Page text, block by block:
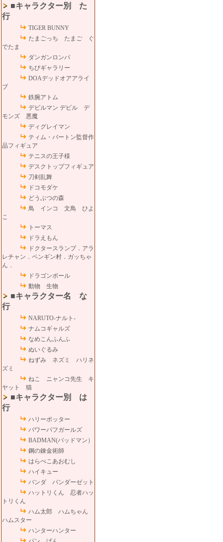
■キャラクター別 た
行
TIGER BUNNY
たまごっち たまご ぐ
でたま
ダンガンロンパ
ちびギャラリー
DOAデッドオアアライ
ブ
鉄腕アトム
デビルマン デビル デ
モンズ 悪魔
ディグレイマン
ティム・バートン監督作
品フィギュア
テニスの王子様
デスクトップフィギュア
刀剣乱舞
ドコモダケ
どうぶつの森
鳥 インコ 文鳥 ひよ
こ
トーマス
ドラえもん
ドクタースランプ．アラ
レチャン．ペンギン村．ガッちゃ
ん．
ドラゴンボール
動物 生物
■キャラクター名 な
行
NARUTO-ナルト-
ナムコギャルズ
なめこんふんふ
ぬいぐるみ
ねずみ ネズミ ハリネ
ズミ
ねこ ニャンコ先生 キ
ヤット 猫
■キャラクター別 は
行
ハリーポッター
パワーパフガールズ
BADMAN(バッドマン）
鋼の錬金術師
はらぺこあおむし
ハイキュー
バンダ パンダーゼット
ハットリくん 忍者ハッ
トリくん
ハム太郎 ハムちゃん
ハムスター
ハンターハンター